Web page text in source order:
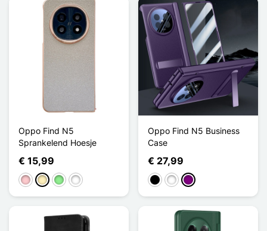
Oppo Find N5
Sprankelend Hoesje
€ 15,99
RozeGoldenLichtgroen
Bleu Dégradé
Oppo Find N5 Business
Case
€ 27,99
ZwartWit Purper